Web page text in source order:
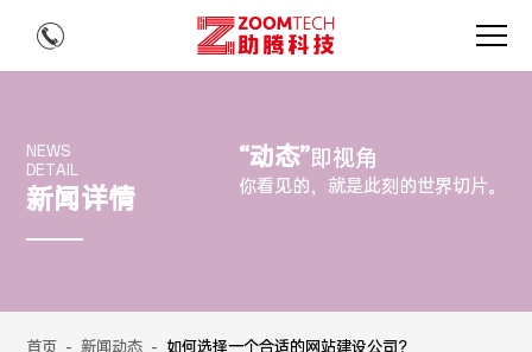
NEWS
DETAIL
新闻详情
“动态”即视角
你看见的，就是此刻的世界切片。
首页 - 新闻动态 - 如何选择一个合适的网站建设公司？